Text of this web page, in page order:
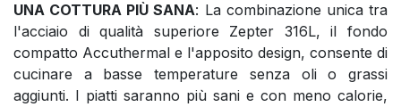
UNA COTTURA PIÙ SANA: La combinazione unica tra
l'acciaio di qualità superiore Zepter 316L, il fondo
compatto Accuthermal e l'apposito design, consente di
cucinare a basse temperature senza oli o grassi
aggiunti. I piatti saranno più sani e con meno calorie,